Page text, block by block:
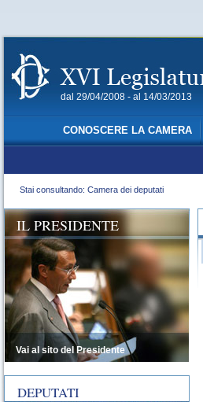
dal 29/04/2008 - al 14/03/2013
CONOSCERE LA CAMERA
Stai consultando: Camera dei deputati
IL PRESIDENTE
Vai al sito del Presidente
DEPUTATI